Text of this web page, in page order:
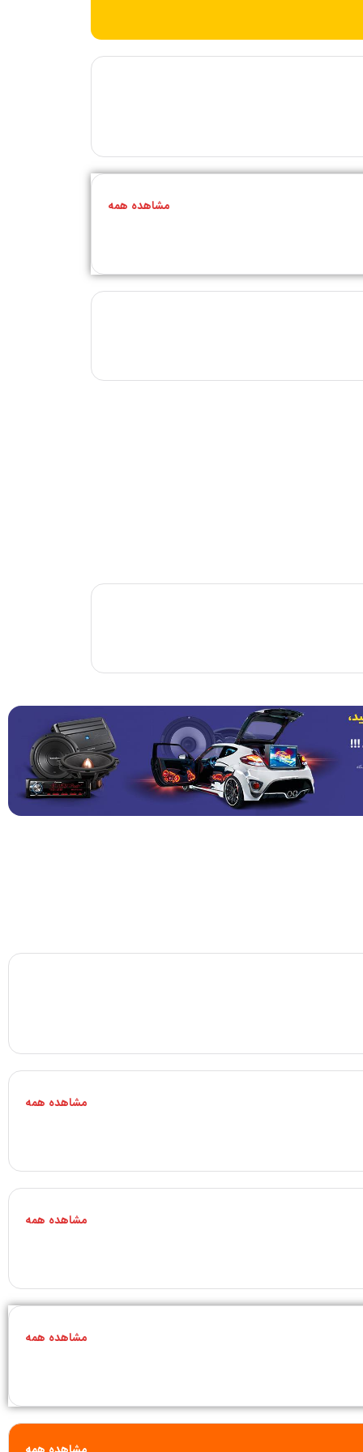
مشاهده همه
مشاهده همه
مشاهده همه
مشاهده همه